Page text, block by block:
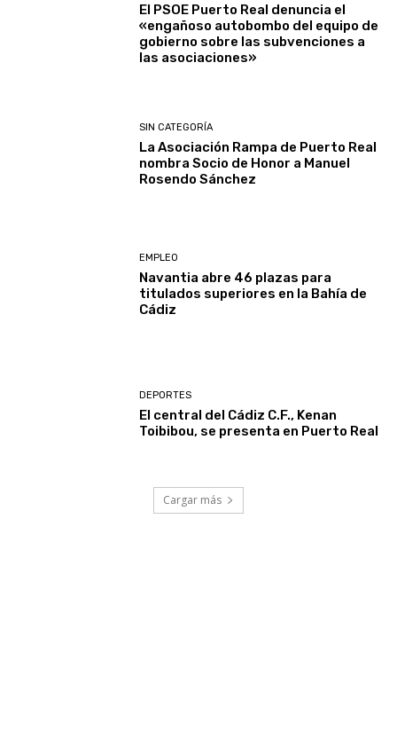
El PSOE Puerto Real denuncia el
«engañoso autobombo del equipo de
gobierno sobre las subvenciones a
las asociaciones»
SIN CATEGORÍA
La Asociación Rampa de Puerto Real
nombra Socio de Honor a Manuel
Rosendo Sánchez
EMPLEO
Navantia abre 46 plazas para
titulados superiores en la Bahía de
Cádiz
DEPORTES
El central del Cádiz C.F., Kenan
Toibibou, se presenta en Puerto Real
Cargar más